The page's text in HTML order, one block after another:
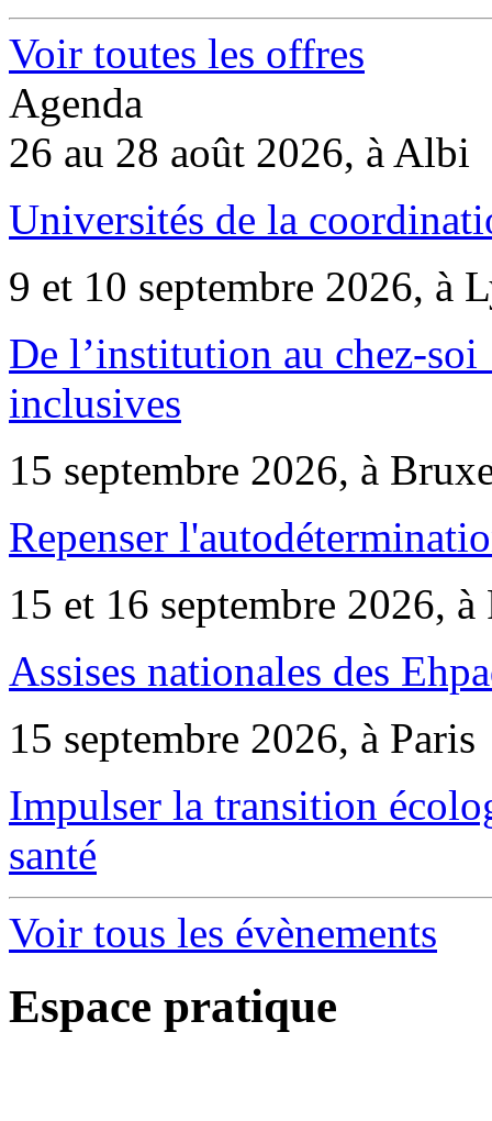
Voir toutes les offres
Agenda
26 au 28 août 2026, à Albi
Universités de la
9 et 10 septembre 2026, à
De l’institution au chez-
inclusives
15 septembre 2026, à
Repenser
15 et 16 septembre 2026, à
Assises nationales des
15 septembre 2026, à Paris
Impulser la transition
santé
Voir tous les évènements
Espace pratique